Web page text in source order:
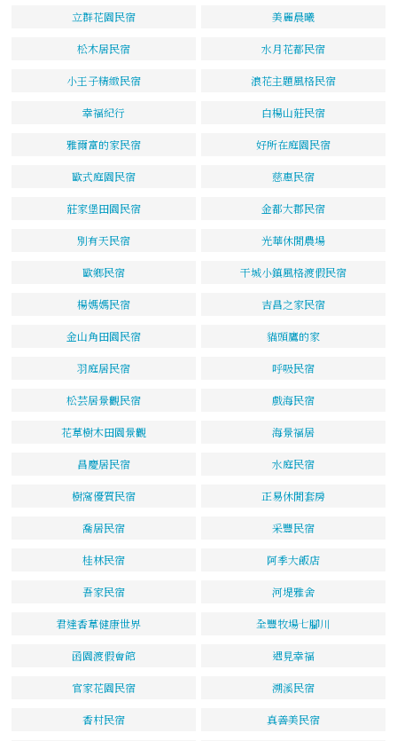
立群花園民宿 美麗晨曦
松木居民宿 水月花都民宿
小王子精緻民宿 浪花主題風格民宿
幸福紀行 白楊山莊民宿
雅爾富的家民宿 好所在庭園民宿
歐式庭園民宿 慈惠民宿
莊家堡田園民宿 金都大郡民宿
別有天民宿 光華休閒農場
歐鄉民宿 干城小鎮風格渡假民宿
楊媽媽民宿 吉昌之家民宿
金山角田園民宿 貓頭鷹的家
羽庭居民宿 呼吸民宿
松芸居景觀民宿 戲海民宿
花草樹木田園景觀 海景福居
昌慶居民宿 水庭民宿
樹窩優質民宿 正易休閒套房
喬居民宿 采豐民宿
桂林民宿 阿季大飯店
吾家民宿 河堤雅舍
君達香草健康世界 全豐牧場七腳川
函園渡假會館 遇見幸福
官家花園民宿 溯溪民宿
香村民宿 真善美民宿